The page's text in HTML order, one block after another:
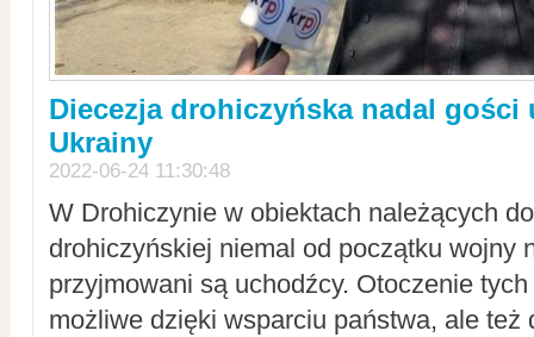
Diecezja drohiczyńska nadal gości
Ukrainy
2022-06-24 11:30:48
W Drohiczynie w obiektach należących
drohiczyńskiej niemal od początku wojny
przyjmowani są uchodźcy. Otoczenie
możliwe dzięki wsparciu państwa, ale też